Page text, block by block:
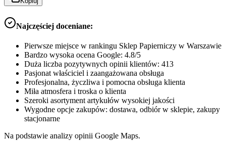
Najczęściej doceniane:
Pierwsze miejsce w rankingu Sklep Papierniczy w Warszawie
Bardzo wysoka ocena Google: 4.8/5
Duża liczba pozytywnych opinii klientów: 413
Pasjonat właściciel i zaangażowana obsługa
Profesjonalna, życzliwa i pomocna obsługa klienta
Miła atmosfera i troska o klienta
Szeroki asortyment artykułów wysokiej jakości
Wygodne opcje zakupów: dostawa, odbiór w sklepie, zakupy
stacjonarne
Na podstawie analizy opinii Google Maps.